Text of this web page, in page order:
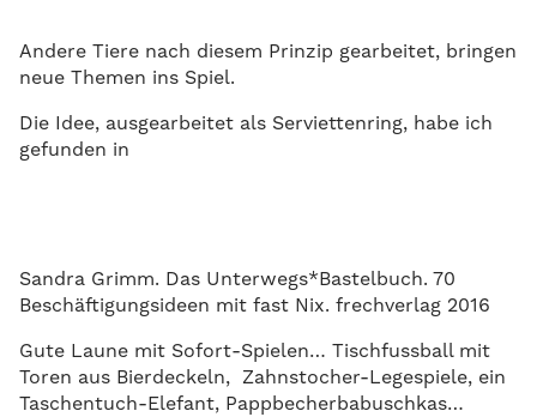
Andere Tiere nach diesem Prinzip gearbeitet, bringen
neue Themen ins Spiel.
Die Idee, ausgearbeitet als Serviettenring, habe ich
gefunden in
Sandra Grimm. Das Unterwegs*Bastelbuch. 70
Beschäftigungsideen mit fast Nix. frechverlag 2016
Gute Laune mit Sofort-Spielen… Tischfussball mit
Toren aus Bierdeckeln, Zahnstocher-Legespiele, ein
Taschentuch-Elefant, Pappbecherbabuschkas…